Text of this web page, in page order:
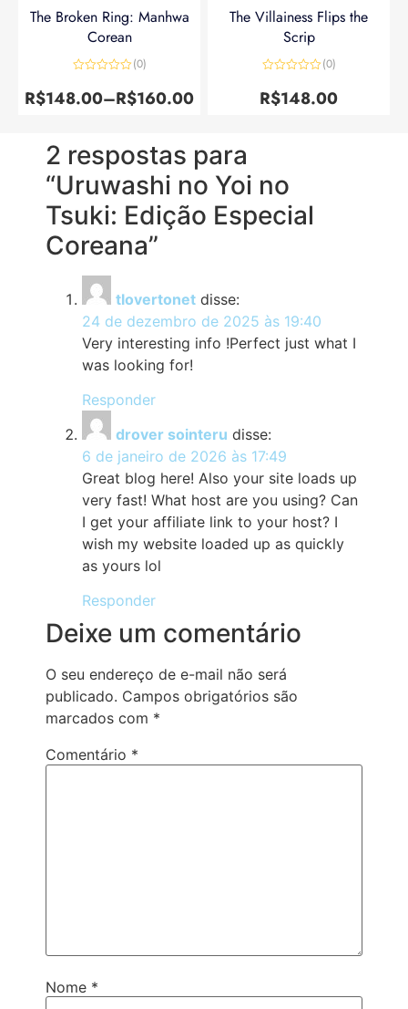
The Broken Ring: Manhwa
Corean
0
de
(0)
R$148.00–R$160.00
The Villainess Flips the
Scrip
0
de
(0)
R$148.00
2 respostas para
“Uruwashi no Yoi no
Tsuki: Edição Especial
Coreana”
tlovertonet disse:
24 de dezembro de 2025 às 19:40
Very interesting info !Perfect just what I
was looking for!
Responder
drover sointeru disse:
6 de janeiro de 2026 às 17:49
Great blog here! Also your site loads up
very fast! What host are you using? Can
I get your affiliate link to your host? I
wish my website loaded up as quickly
as yours lol
Responder
Deixe um comentário
O seu endereço de e-mail não será
publicado. Campos obrigatórios são
marcados com *
Comentário *
Nome *